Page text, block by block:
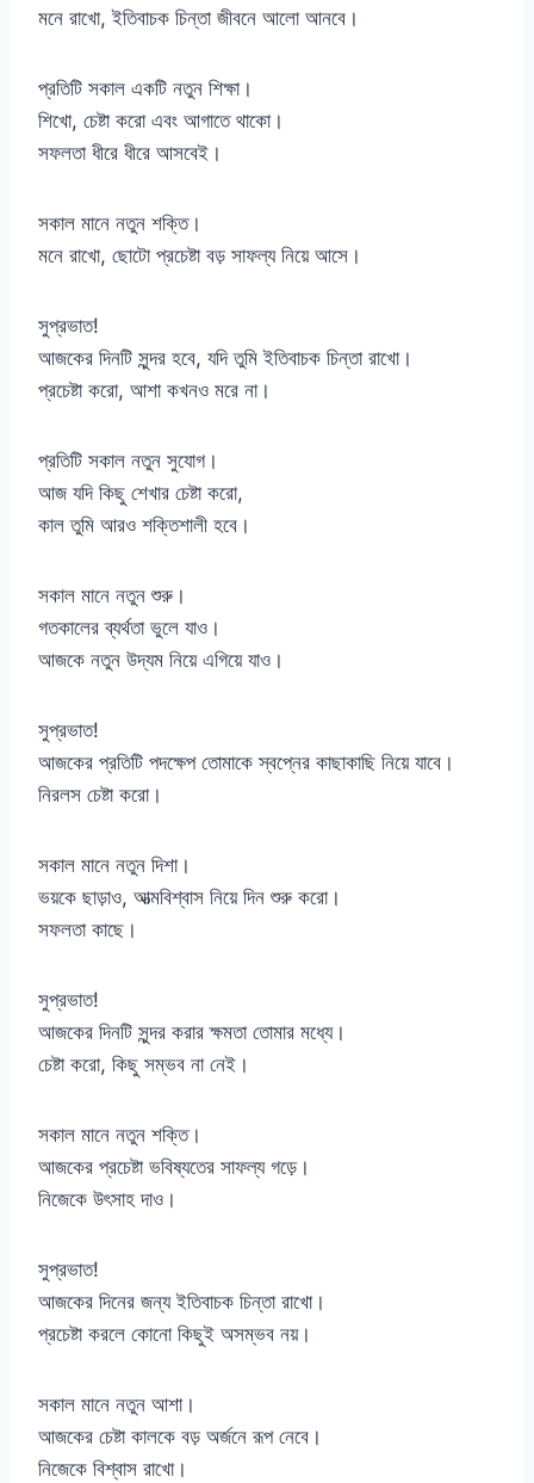
মনে রাখো, ইতিবাচক চিন্তা জীবনে আলো আনবে।
প্রতিটি সকাল একটি নতুন শিক্ষা।
শিখো, চেষ্টা করো এবং আগাতে থাকো।
সফলতা ধীরে ধীরে আসবেই।
সকাল মানে নতুন শক্তি।
মনে রাখো, ছোটো প্রচেষ্টা বড় সাফল্য নিয়ে আসে।
সুপ্রভাত!
আজকের দিনটি সুন্দর হবে, যদি তুমি ইতিবাচক চিন্তা রাখো।
প্রচেষ্টা করো, আশা কখনও মরে না।
প্রতিটি সকাল নতুন সুযোগ।
আজ যদি কিছু শেখার চেষ্টা করো,
কাল তুমি আরও শক্তিশালী হবে।
সকাল মানে নতুন শুরু।
গতকালের ব্যর্থতা ভুলে যাও।
আজকে নতুন উদ্যম নিয়ে এগিয়ে যাও।
সুপ্রভাত!
আজকের প্রতিটি পদক্ষেপ তোমাকে স্বপ্নের কাছাকাছি নিয়ে যাবে।
নিরলস চেষ্টা করো।
সকাল মানে নতুন দিশা।
ভয়কে ছাড়াও, আত্মবিশ্বাস নিয়ে দিন শুরু করো।
সফলতা কাছে।
সুপ্রভাত!
আজকের দিনটি সুন্দর করার ক্ষমতা তোমার মধ্যে।
চেষ্টা করো, কিছু সম্ভব না নেই।
সকাল মানে নতুন শক্তি।
আজকের প্রচেষ্টা ভবিষ্যতের সাফল্য গড়ে।
নিজেকে উৎসাহ দাও।
সুপ্রভাত!
আজকের দিনের জন্য ইতিবাচক চিন্তা রাখো।
প্রচেষ্টা করলে কোনো কিছুই অসম্ভব নয়।
সকাল মানে নতুন আশা।
আজকের চেষ্টা কালকে বড় অর্জনে রূপ নেবে।
নিজেকে বিশ্বাস রাখো।